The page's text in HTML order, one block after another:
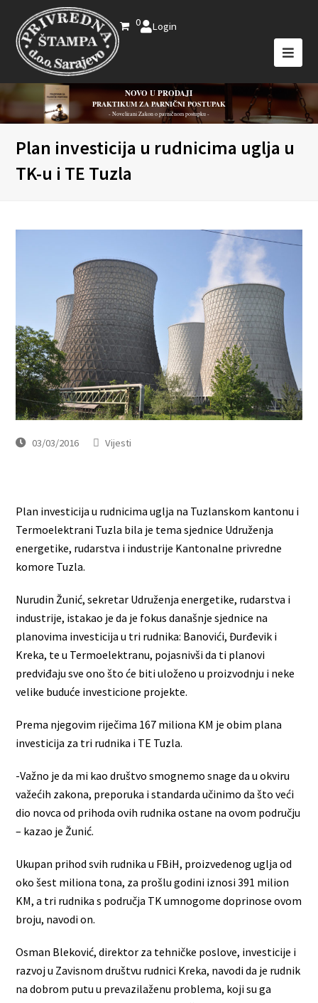
0 Login
NOVO U PRODAJI
PRAKTIKUM ZA PARNIČNI POSTUPAK
- Novelirani Zakon o parničnom postupku -
Plan investicija u rudnicima uglja u
TK-u i TE Tuzla
03/03/2016 Vijesti
Plan investicija u rudnicima uglja na Tuzlanskom kantonu i
Termoelektrani Tuzla bila je tema sjednice Udruženja
energetike, rudarstva i industrije Kantonalne privredne
komore Tuzla.
Nurudin Žunić, sekretar Udruženja energetike, rudarstva i
industrije, istakao je da je fokus današnje sjednice na
planovima investicija u tri rudnika: Banovići, Đurđevik i
Kreka, te u Termoelektranu, pojasnivši da ti planovi
predviđaju sve ono što će biti uloženo u proizvodnju i neke
velike buduće investicione projekte.
Prema njegovim riječima 167 miliona KM je obim plana
investicija za tri rudnika i TE Tuzla.
-Važno je da mi kao društvo smognemo snage da u okviru
važećih zakona, preporuka i standarda učinimo da što veći
dio novca od prihoda ovih rudnika ostane na ovom području
– kazao je Žunić.
Ukupan prihod svih rudnika u FBiH, proizvedenog uglja od
oko šest miliona tona, za prošlu godini iznosi 391 milion
KM, a tri rudnika s područja TK umnogome doprinose ovom
broju, navodi on.
Osman Bleković, direktor za tehničke poslove, investicije i
razvoj u Zavisnom društvu rudnici Kreka, navodi da je rudnik
na dobrom putu u prevazilaženu problema, koji su ga